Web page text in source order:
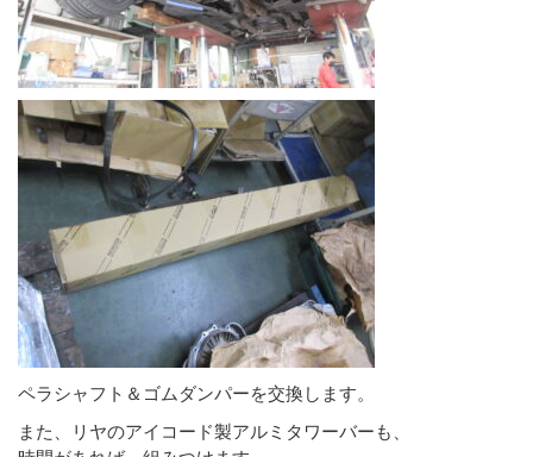
ペラシャフト＆ゴムダンパーを交換します。
また、リヤのアイコード製アルミタワーバーも、